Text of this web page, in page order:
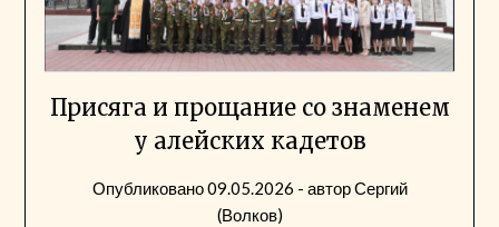
Присяга и прощание со знаменем
у алейских кадетов
Опубликовано09.05.2026 - авторСергий
(Волков)